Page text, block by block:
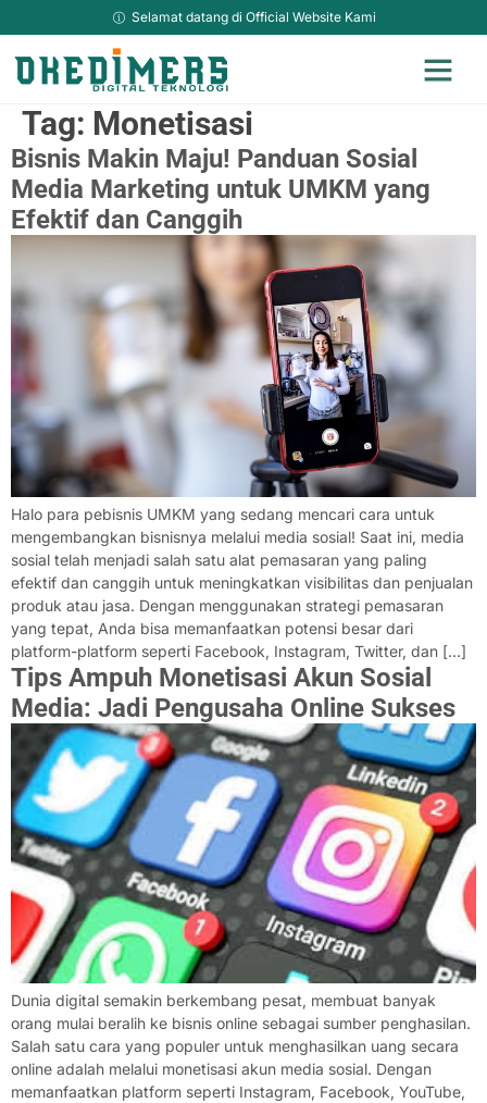
Selamat datang di Official Website Kami
Tag: Monetisasi
Bisnis Makin Maju! Panduan Sosial
Media Marketing untuk UMKM yang
Efektif dan Canggih
Halo para pebisnis UMKM yang sedang mencari cara untuk
mengembangkan bisnisnya melalui media sosial! Saat ini, media
sosial telah menjadi salah satu alat pemasaran yang paling
efektif dan canggih untuk meningkatkan visibilitas dan penjualan
produk atau jasa. Dengan menggunakan strategi pemasaran
yang tepat, Anda bisa memanfaatkan potensi besar dari
platform-platform seperti Facebook, Instagram, Twitter, dan […]
Tips Ampuh Monetisasi Akun Sosial
Media: Jadi Pengusaha Online Sukses
Dunia digital semakin berkembang pesat, membuat banyak
orang mulai beralih ke bisnis online sebagai sumber penghasilan.
Salah satu cara yang populer untuk menghasilkan uang secara
online adalah melalui monetisasi akun media sosial. Dengan
memanfaatkan platform seperti Instagram, Facebook, YouTube,